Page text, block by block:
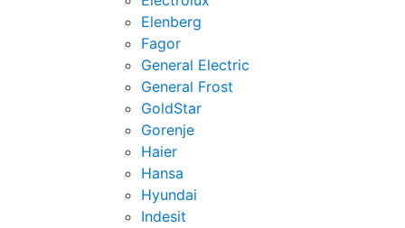
Elenberg
Fagor
General Electric
General Frost
GoldStar
Gorenje
Haier
Hansa
Hyundai
Indesit